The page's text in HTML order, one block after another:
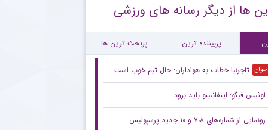
معنادار پیشکسوت استقلال درباره قرارداد رضاییان
بازی تدارکاتی استقلال پیش از لیگ + جزئیات
ها از دیگر رسانه های ورزشی
پربیننده ترین پربحث ترین ها
جوان تاجرنیا خطاب به هواداران: حال تیم خوب است،باور کنید
لوئیس فیگو: اینفانتینو باید برود
رونمایی از شماره‌های ۷،۸ و ۱۰ جدید پرسپولیس